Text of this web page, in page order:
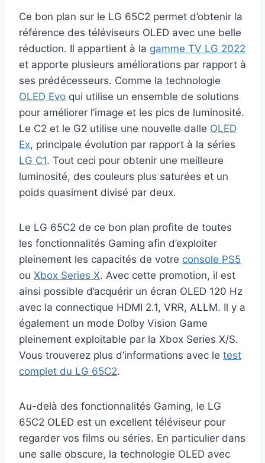
Ce bon plan sur le LG 65C2 permet d’obtenir la
référence des téléviseurs OLED avec une belle
réduction. Il appartient à la gamme TV LG 2022
et apporte plusieurs améliorations par rapport à
ses prédécesseurs. Comme la technologie
OLED Evo qui utilise un ensemble de solutions
pour améliorer l’image et les pics de luminosité.
Le C2 et le G2 utilise une nouvelle dalle OLED
Ex, principale évolution par rapport à la séries
LG C1. Tout ceci pour obtenir une meilleure
luminosité, des couleurs plus saturées et un
poids quasiment divisé par deux.
Le LG 65C2 de ce bon plan profite de toutes
les fonctionnalités Gaming afin d’exploiter
pleinement les capacités de votre console PS5
ou Xbox Series X. Avec cette promotion, il est
ainsi possible d’acquérir un écran OLED 120 Hz
avec la connectique HDMI 2.1, VRR, ALLM. Il y a
également un mode Dolby Vision Game
pleinement exploitable par la Xbox Series X/S.
Vous trouverez plus d’informations avec le test
complet du LG 65C2.
Au-delà des fonctionnalités Gaming, le LG
65C2 OLED est un excellent téléviseur pour
regarder vos films ou séries. En particulier dans
une salle obscure, la technologie OLED avec